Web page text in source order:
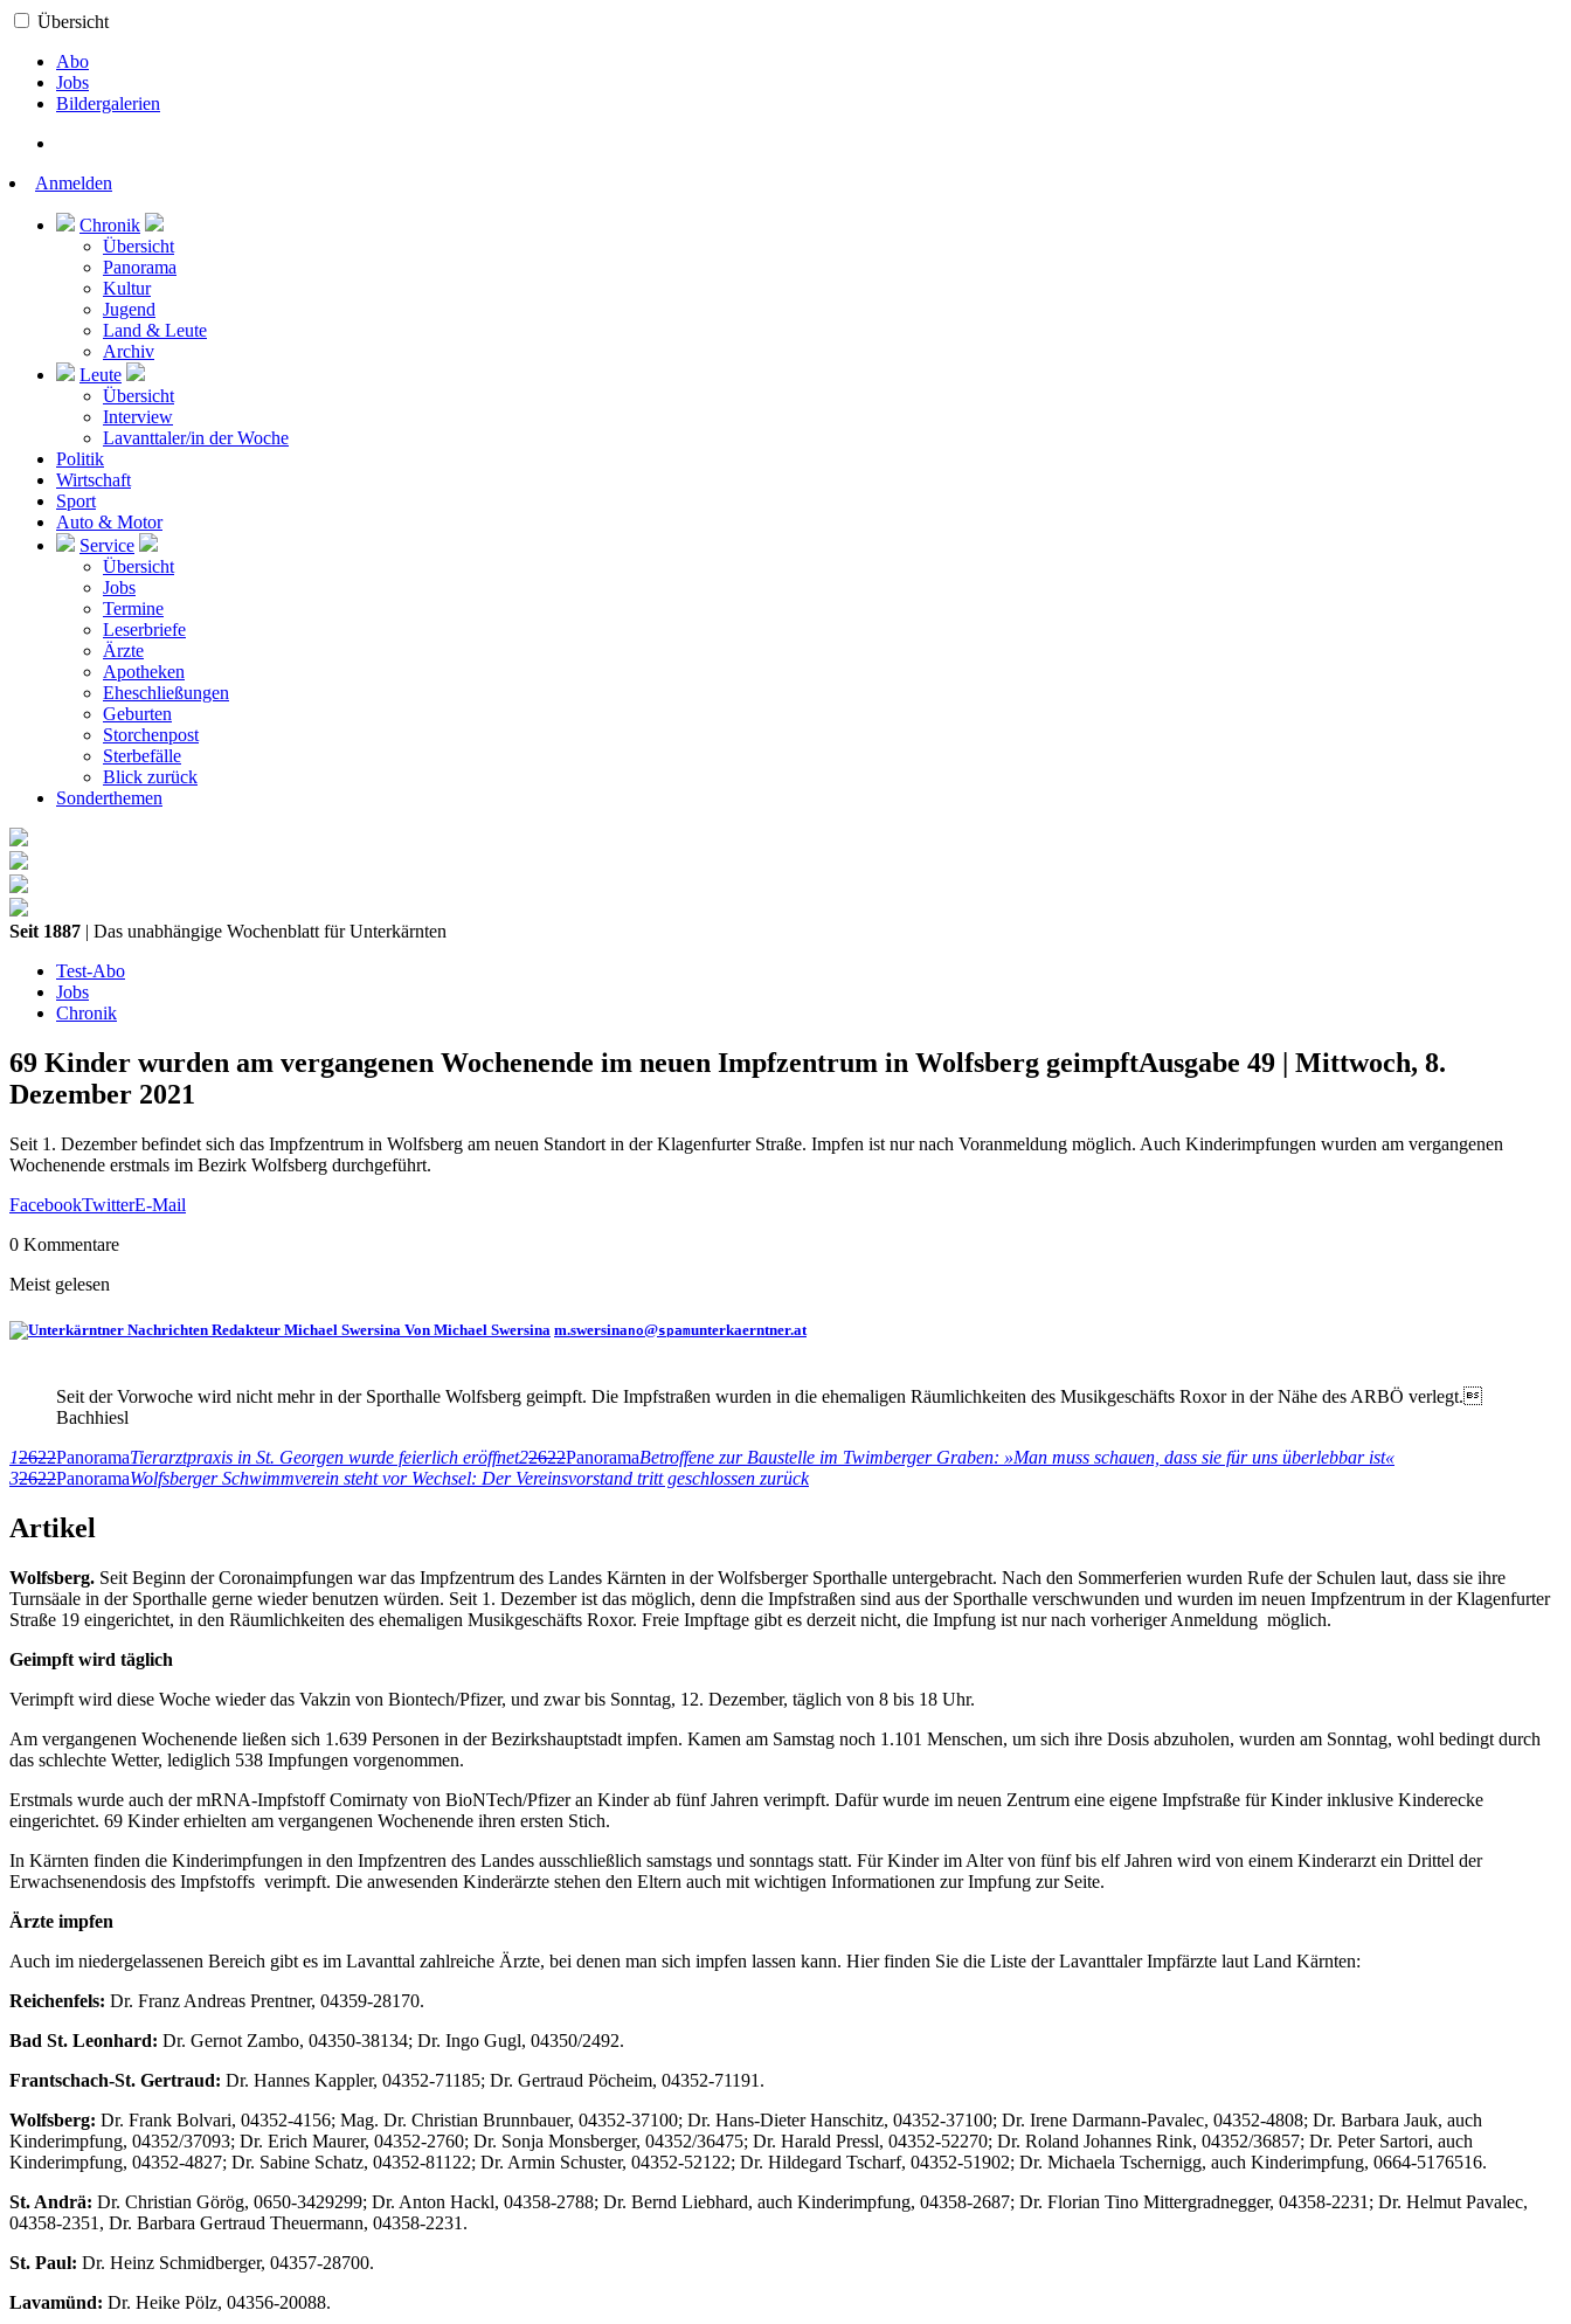
Übersicht
Abo
Jobs
Bildergalerien
Anmelden
Chronik
Übersicht
Panorama
Kultur
Jugend
Land & Leute
Archiv
Leute
Übersicht
Interview
Lavanttaler/in der Woche
Politik
Wirtschaft
Sport
Auto & Motor
Service
Übersicht
Jobs
Termine
Leserbriefe
Ärzte
Apotheken
Eheschließungen
Geburten
Storchenpost
Sterbefälle
Blick zurück
Sonderthemen
Seit 1887 | Das unabhängige Wochenblatt für Unterkärnten
Test-Abo
Jobs
Chronik
69 Kinder wurden am vergangenen Wochenende im neuen Impfzentrum in Wolfsberg geimpftAusgabe 49 | Mittwoch, 8.
Dezember 2021
Seit 1. Dezember befindet sich das Impfzentrum in Wolfsberg am neuen Standort in der Klagenfurter Straße. Impfen ist nur nach Voranmeldung möglich. Auch Kinderimpfungen wurden am vergangenen
Wochenende erstmals im Bezirk Wolfsberg durchgeführt.
FacebookTwitterE-Mail
0 Kommentare
Meist gelesen
Von Michael Swersina m.swersinano@spamunterkaerntner.at
Seit der Vorwoche wird nicht mehr in der Sporthalle Wolfsberg geimpft. Die Impfstraßen wurden in die ehemaligen Räumlichkeiten des Musikgeschäfts Roxor in der Nähe des ARBÖ verlegt.
Bachhiesl
12622PanoramaTierarztpraxis in St. Georgen wurde feierlich eröffnet22622PanoramaBetroffene zur Baustelle im Twimberger Graben: »Man muss schauen, dass sie für uns überlebbar ist«
32622PanoramaWolfsberger Schwimmverein steht vor Wechsel: Der Vereinsvorstand tritt geschlossen zurück
Artikel
Wolfsberg. Seit Beginn der Coronaimpfungen war das Impfzentrum des Landes Kärnten in der Wolfsberger Sporthalle untergebracht. Nach den Sommerferien wurden Rufe der Schulen laut, dass sie ihre
Turnsäale in der Sporthalle gerne wieder benutzen würden. Seit 1. Dezember ist das möglich, denn die Impfstraßen sind aus der Sporthalle verschwunden und wurden im neuen Impfzentrum in der Klagenfurter
Straße 19 eingerichtet, in den Räumlichkeiten des ehemaligen Musikgeschäfts Roxor. Freie Impftage gibt es derzeit nicht, die Impfung ist nur nach vorheriger Anmeldung möglich.
Geimpft wird täglich
Verimpft wird diese Woche wieder das Vakzin von Biontech/Pfizer, und zwar bis Sonntag, 12. Dezember, täglich von 8 bis 18 Uhr.
Am vergangenen Wochenende ließen sich 1.639 Personen in der Bezirkshauptstadt impfen. Kamen am Samstag noch 1.101 Menschen, um sich ihre Dosis abzuholen, wurden am Sonntag, wohl bedingt durch
das schlechte Wetter, lediglich 538 Impfungen vorgenommen.
Erstmals wurde auch der mRNA-Impfstoff Comirnaty von BioNTech/Pfizer an Kinder ab fünf Jahren verimpft. Dafür wurde im neuen Zentrum eine eigene Impfstraße für Kinder inklusive Kinderecke
eingerichtet. 69 Kinder erhielten am vergangenen Wochenende ihren ersten Stich.
In Kärnten finden die Kinderimpfungen in den Impfzentren des Landes ausschließlich samstags und sonntags statt. Für Kinder im Alter von fünf bis elf Jahren wird von einem Kinderarzt ein Drittel der
Erwachsenendosis des Impfstoffs verimpft. Die anwesenden Kinderärzte stehen den Eltern auch mit wichtigen Informationen zur Impfung zur Seite.
Ärzte impfen
Auch im niedergelassenen Bereich gibt es im Lavanttal zahlreiche Ärzte, bei denen man sich impfen lassen kann. Hier finden Sie die Liste der Lavanttaler Impfärzte laut Land Kärnten:
Reichenfels: Dr. Franz Andreas Prentner, 04359-28170.
Bad St. Leonhard: Dr. Gernot Zambo, 04350-38134; Dr. Ingo Gugl, 04350/2492.
Frantschach-St. Gertraud: Dr. Hannes Kappler, 04352-71185; Dr. Gertraud Pöcheim, 04352-71191.
Wolfsberg: Dr. Frank Bolvari, 04352-4156; Mag. Dr. Christian Brunnbauer, 04352-37100; Dr. Hans-Dieter Hanschitz, 04352-37100; Dr. Irene Darmann-Pavalec, 04352-4808; Dr. Barbara Jauk, auch
Kinderimpfung, 04352/37093; Dr. Erich Maurer, 04352-2760; Dr. Sonja Monsberger, 04352/36475; Dr. Harald Pressl, 04352-52270; Dr. Roland Johannes Rink, 04352/36857; Dr. Peter Sartori, auch
Kinderimpfung, 04352-4827; Dr. Sabine Schatz, 04352-81122; Dr. Armin Schuster, 04352-52122; Dr. Hildegard Tscharf, 04352-51902; Dr. Michaela Tschernigg, auch Kinderimpfung, 0664-5176516.
St. Andrä: Dr. Christian Görög, 0650-3429299; Dr. Anton Hackl, 04358-2788; Dr. Bernd Liebhard, auch Kinderimpfung, 04358-2687; Dr. Florian Tino Mittergradnegger, 04358-2231; Dr. Helmut Pavalec,
04358-2351, Dr. Barbara Gertraud Theuermann, 04358-2231.
St. Paul: Dr. Heinz Schmidberger, 04357-28700.
Lavamünd: Dr. Heike Pölz, 04356-20088.